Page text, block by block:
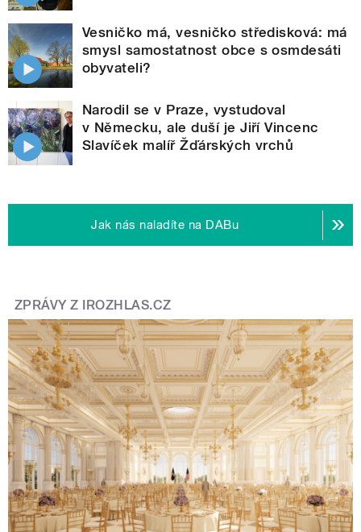
Vesničko má, vesničko středisková: má
smysl samostatnost obce s osmdesáti
obyvateli?
Narodil se v Praze, vystudoval
v Německu, ale duší je Jiří Vincenc
Slavíček malíř Žďárských vrchů
Jak nás naladíte na DABu
ZPRÁVY Z IROZHLAS.CZ